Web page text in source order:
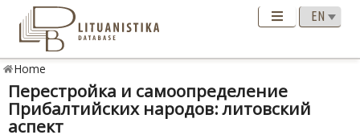
Home
Перестройка и самоопределение
Прибалтийских народов: литовский
аспект